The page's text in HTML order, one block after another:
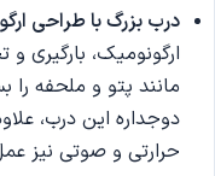
درب بزرگ با طراحی
ارگونومیک، بارگیری
مانند پتو و ملحفه
دوجداره این درب،
حرارتی و صوتی نیز